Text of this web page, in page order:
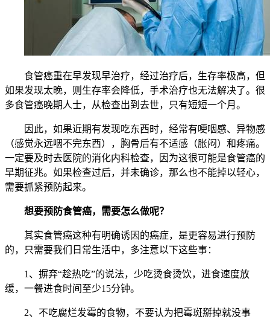
食管癌重在早发现早治疗，经过治疗后，生存率极高，但
如果发现太晚，则生存率会降低，手术治疗也无法解决了。很
多食管癌晚期人士，从检查出到去世，只有短短一个月。
因此，如果近期有发现吃东西时，经常有哽咽感、异物感
（感觉永远咽不完东西），胸骨后有不适感（胀闷）和疼痛。
一定要及时去医院的消化内科检查，因为这很可能是食管癌的
早期征兆。如果检查过后，并未确诊，那么也不能掉以轻心，
需要抓紧预防起来。
想要预防食管癌，需要怎么做呢？
其实食管癌这种有明确诱因的癌症，是更容易进行预防
的，只需要我们日常生活中，多注意以下这些事：
1、摒弃“趁热吃”的说法，少吃烫食烫饮，进食速度放
缓，一餐进食时间至少15分钟。
2、不吃腐烂发霉的食物，不要认为把霉斑掰掉就没事